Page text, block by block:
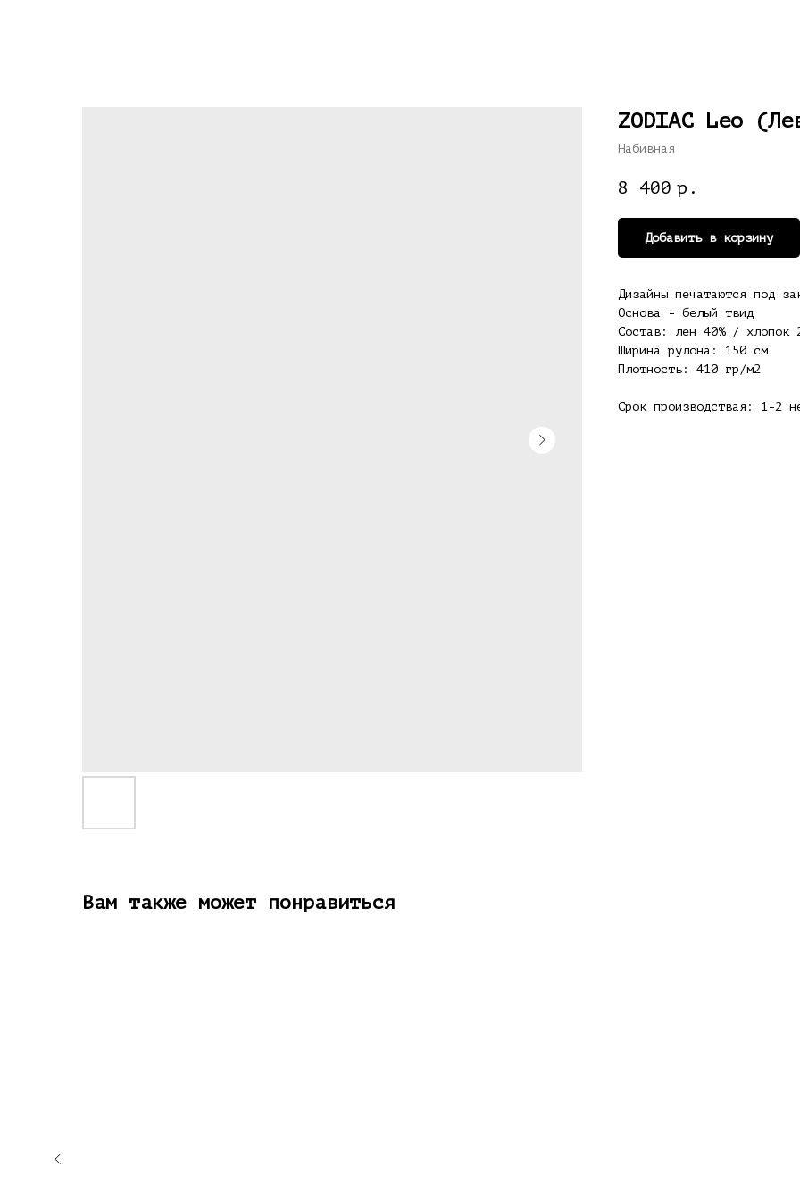
ZODIAC Leo
Набивная
8 400 р.
Добавить в корзину
Дизайны печатаются под
Основа - белый твид
Состав: лен 40% / хлопок
Ширина рулона: 150 см
Плотность: 410 гр/м2
Срок производствая: 1-2
Вам также может понравиться